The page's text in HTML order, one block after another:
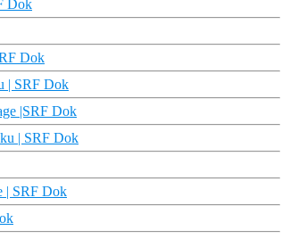
Dok
Dok
| SRF Dok
|SRF Dok
| SRF Dok
| SRF Dok